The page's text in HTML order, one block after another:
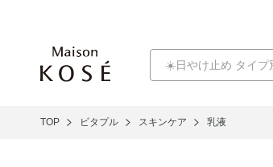
TOP ビタプル スキンケア 乳液